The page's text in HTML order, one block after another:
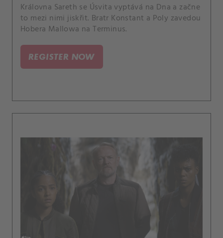
Královna Sareth se Úsvita vyptává na Dna a začne
to mezi nimi jiskřit. Bratr Konstant a Poly zavedou
Hobera Mallowa na Terminus.
REGISTER NOW